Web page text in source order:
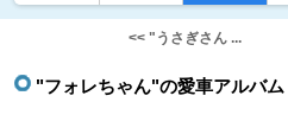
<< "うさぎさん ...
"フォレちゃん"の愛車アルバム